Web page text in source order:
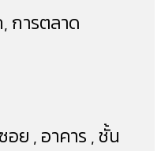
การตลาด
ย , อาคาร , ชั้น